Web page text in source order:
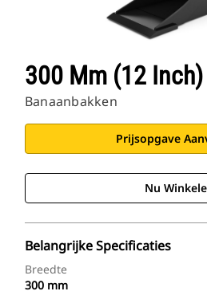
300 Mm (12 Inch)
Banaanbakken
Prijsopgave
Nu
Belangrijke Specificaties
Breedte
300 mm